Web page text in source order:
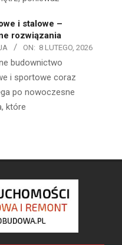
i stalowe –
rozwiązania
ON: 8 LUTEGO, 2026
budownictwo
i sportowe coraz
po nowoczesne
które